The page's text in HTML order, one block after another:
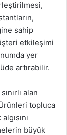
sahip
etkileşimi
yer
artırabilir.
alan
topluca
büyük